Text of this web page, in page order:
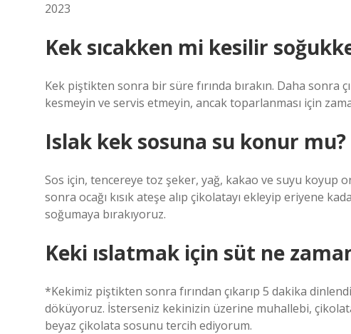
2023
Kek sıcakken mi kesilir
Kek piştikten sonra bir süre fırında bırakın. Daha sonra
kesmeyin ve servis etmeyin, ancak toparlanması için
Islak kek sosuna su konur mu?
Sos için, tencereye toz şeker, yağ, kakao ve suyu koyup
sonra ocağı kısık ateşe alıp çikolatayı ekleyip eriyene
soğumaya bırakıyoruz.
Keki ıslatmak için süt ne
*Kekimiz piştikten sonra fırından çıkarıp 5 dakika
döküyoruz. İsterseniz kekinizin üzerine muhallebi,
beyaz çikolata sosunu tercih ediyorum.